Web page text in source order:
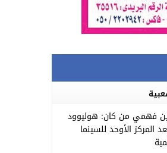
فهمي من كان: هوليوود
المركز الأوحد للسينما